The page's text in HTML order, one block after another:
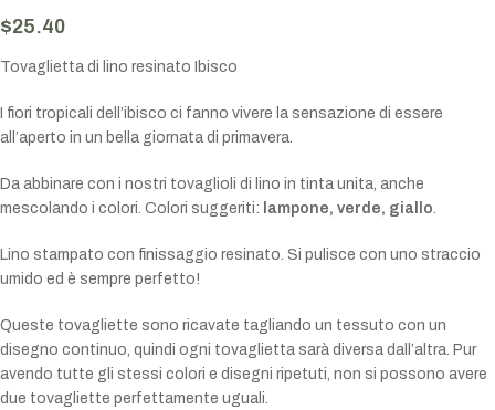
$25.40
Tovaglietta di lino resinato Ibisco
I fiori tropicali dell’ibisco ci fanno vivere la sensazione di essere
all’aperto in un bella giornata di primavera.
Da abbinare con i nostri tovaglioli di lino in tinta unita, anche
mescolando i colori. Colori suggeriti: lampone, verde, giallo.
Lino stampato con finissaggio resinato. Si pulisce con uno straccio
umido ed è sempre perfetto!
Queste tovagliette sono ricavate tagliando un tessuto con un
disegno continuo, quindi ogni tovaglietta sarà diversa dall’altra. Pur
avendo tutte gli stessi colori e disegni ripetuti, non si possono avere
due tovagliette perfettamente uguali.